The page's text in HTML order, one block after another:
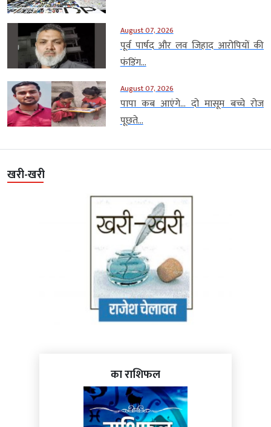
August 07, 2026
पूर्व पार्षद और लव जिहाद आरोपियों की
फंडिंग...
August 07, 2026
पापा कब आएंगे… दो मासूम बच्चे रोज
पूछते...
खरी-खरी
का राशिफल